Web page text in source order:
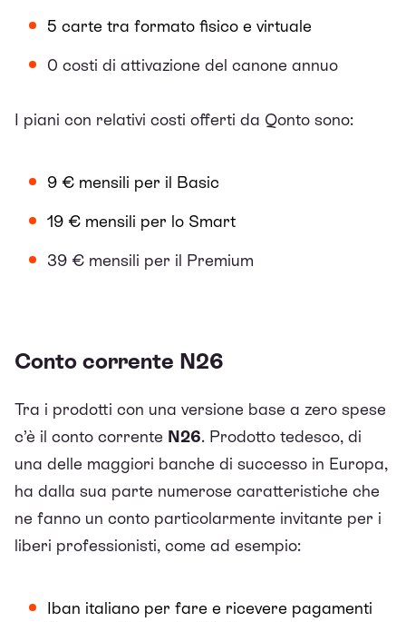
5 carte tra formato fisico e virtuale
0 costi di attivazione del canone annuo
I piani con relativi costi offerti da Qonto sono:
9 € mensili per il Basic
19 € mensili per lo Smart
39 € mensili per il Premium
Conto corrente N26
Tra i prodotti con una versione base a zero spese
c’è il conto corrente N26. Prodotto tedesco, di
una delle maggiori banche di successo in Europa,
ha dalla sua parte numerose caratteristiche che
ne fanno un conto particolarmente invitante per i
liberi professionisti, come ad esempio:
Iban italiano per fare e ricevere pagamenti